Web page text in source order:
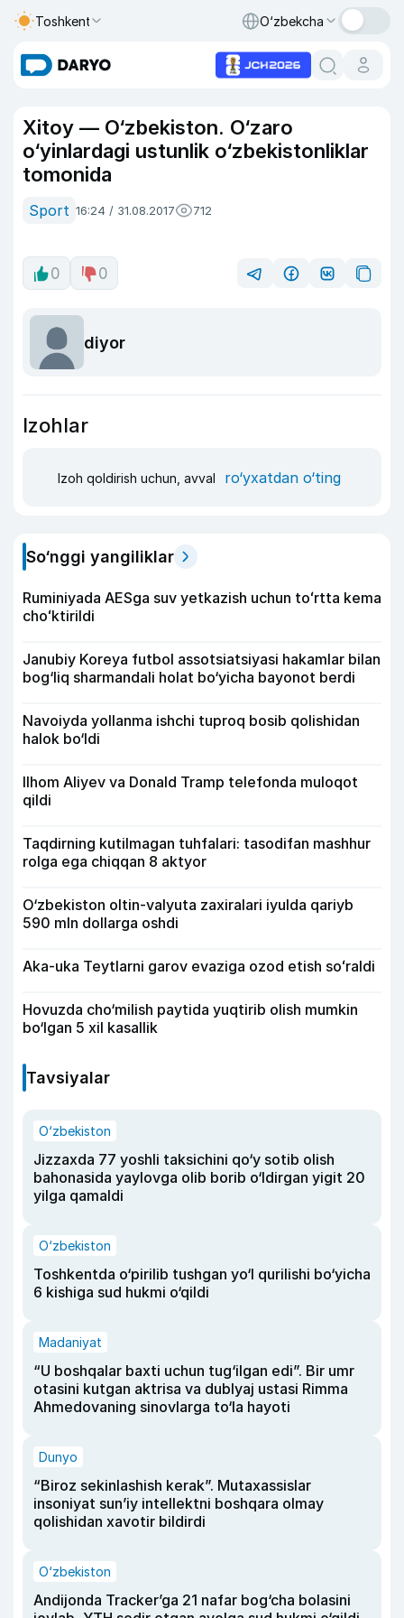
Toshkent O‘zbekcha
Xitoy — O‘zbekiston. O‘zaro
o‘yinlardagi ustunlik o‘zbekistonliklar
tomonida
Sport 16:24 / 31.08.2017 712
0 0
diyor
Izohlar
Izoh qoldirish uchun, avval ro‘yxatdan o‘ting
So‘nggi yangiliklar
Ruminiyada AESga suv yetkazish uchun toʻrtta kema
choʻktirildi
Janubiy Koreya futbol assotsiatsiyasi hakamlar bilan
bog‘liq sharmandali holat bo‘yicha bayonot berdi
Navoiyda yollanma ishchi tuproq bosib qolishidan
halok bo‘ldi
Ilhom Aliyev va Donald Tramp telefonda muloqot
qildi
Taqdirning kutilmagan tuhfalari: tasodifan mashhur
rolga ega chiqqan 8 aktyor
O‘zbekiston oltin-valyuta zaxiralari iyulda qariyb
590 mln dollarga oshdi
Aka-uka Teytlarni garov evaziga ozod etish soʻraldi
Hovuzda cho‘milish paytida yuqtirib olish mumkin
bo‘lgan 5 xil kasallik
Tavsiyalar
O‘zbekiston
Jizzaxda 77 yoshli taksichini qo‘y sotib olish
bahonasida yaylovga olib borib o‘ldirgan yigit 20
yilga qamaldi
O‘zbekiston
Toshkentda o‘pirilib tushgan yo‘l qurilishi bo‘yicha
6 kishiga sud hukmi o‘qildi
Madaniyat
“U boshqalar baxti uchun tug‘ilgan edi”. Bir umr
otasini kutgan aktrisa va dublyaj ustasi Rimma
Ahmedovaning sinovlarga to‘la hayoti
Dunyo
“Biroz sekinlashish kerak”. Mutaxassislar
insoniyat sun’iy intellektni boshqara olmay
qolishidan xavotir bildirdi
O‘zbekiston
Andijonda Tracker’ga 21 nafar bog‘cha bolasini